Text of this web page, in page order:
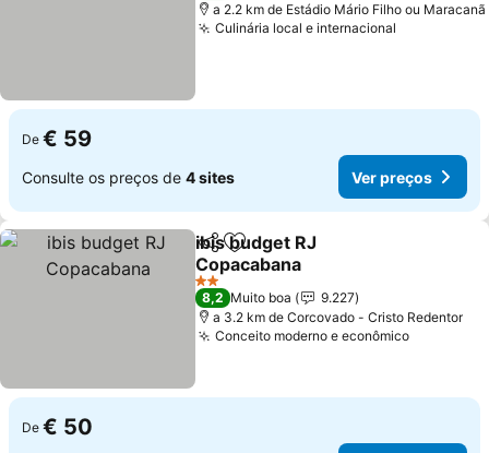
a 2.2 km de Estádio Mário Filho ou Maracanã
Culinária local e internacional
De € 59
Consulte os preços de 4 sites Ver preços
PartilharAdicionar aos favoritos
ibis budget RJ
Copacabana
2 Estrelas
8,2 Muito boa
9.227
a 3.2 km de Corcovado - Cristo Redentor
Conceito moderno e econômico
De € 50